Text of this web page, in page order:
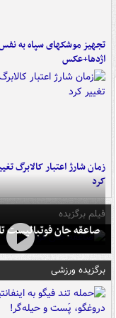
تجهیز موشکهای سپاه به
اژدها+عکس
زمان شارژ اعتبار کالابرگ
کرد
فیلم برگزیده
صاعقه جان فوتبالیست
برگزیده ورزشی